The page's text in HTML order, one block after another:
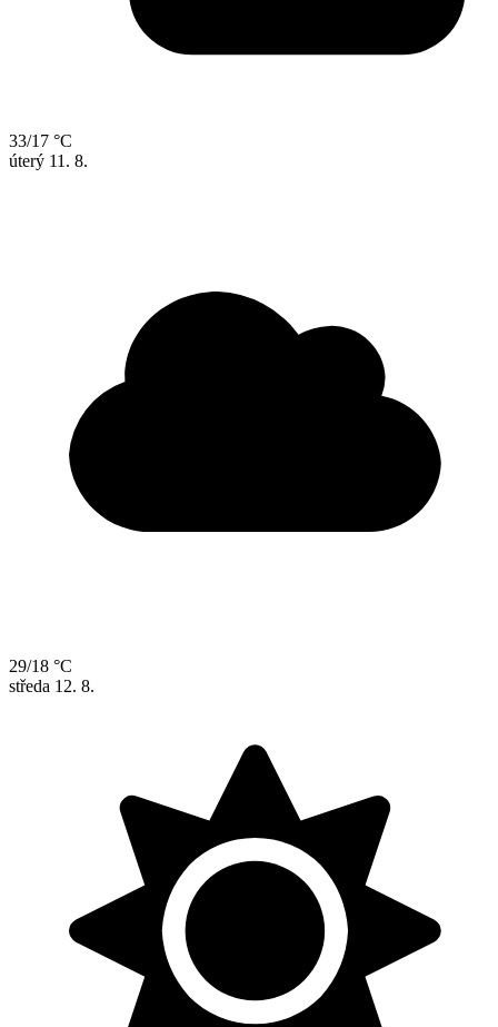
33/17 °C
úterý 11. 8.
29/18 °C
středa 12. 8.